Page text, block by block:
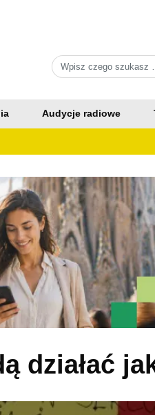
Audycje radiowe
działać